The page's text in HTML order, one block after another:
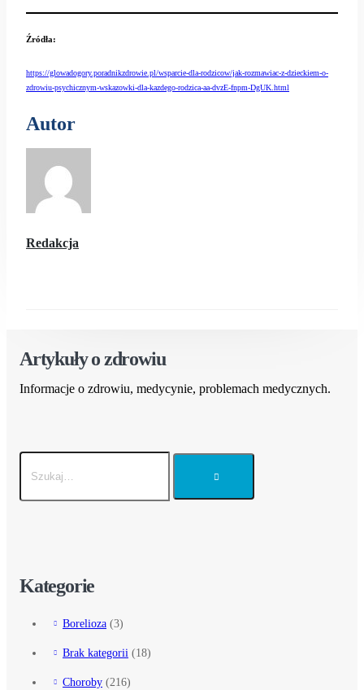
Źródła:
https://glowadogory.poradnikzdrowie.pl/wsparcie-dla-rodzicow/jak-rozmawiac-z-dzieckiem-o-
zdrowiu-psychicznym-wskazowki-dla-kazdego-rodzica-aa-dvzE-fnpm-DgUK.html
Autor
Redakcja
Artykuły o zdrowiu
Informacje o zdrowiu, medycynie, problemach medycznych.
Kategorie
Borelioza (3)
Brak kategorii (18)
Choroby (216)